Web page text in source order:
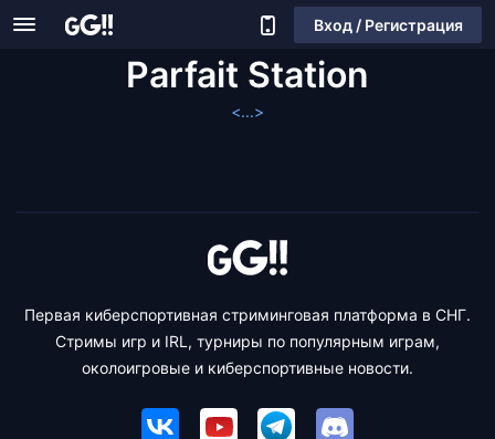
Вход / Регистрация
Parfait Station
<...>
Первая киберспортивная стриминговая платформа в СНГ.
Стримы игр и IRL, турниры по популярным играм,
околоигровые и киберспортивные новости.